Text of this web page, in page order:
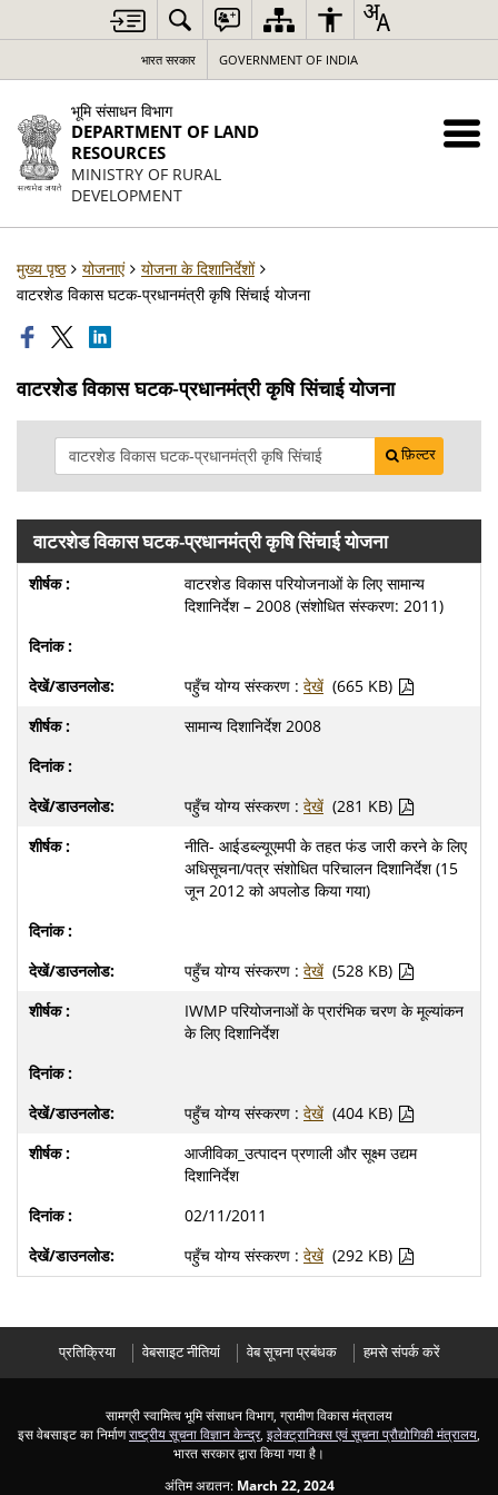
भारत सरकार GOVERNMENT OF INDIA
भूमि संसाधन विभाग
DEPARTMENT OF LAND
RESOURCES
MINISTRY OF RURAL
DEVELOPMENT
मुख्य पृष्ठ योजनाएं
योजना के दिशानिर्देशों
वाटरशेड विकास घटक-प्रधानमंत्री कृषि सिंचाई योजना
वाटरशेड विकास घटक-प्रधानमंत्री कृषि सिंचाई योजना
फ़िल्टर
वाटरशेड विकास घटक-प्रधानमंत्री कृषि सिंचाई योजना
वाटरशेड विकास परियोजनाओं के लिए सामान्य
दिशानिर्देश – 2008 (संशोधित संस्करण: 2011)
पहुँच योग्य संस्करण : देखें (665 KB)
सामान्य दिशानिर्देश 2008
पहुँच योग्य संस्करण : देखें (281 KB)
नीति- आईडब्ल्यूएमपी के तहत फंड जारी करने के लिए
अधिसूचना/पत्र संशोधित परिचालन दिशानिर्देश (15
जून 2012 को अपलोड किया गया)
पहुँच योग्य संस्करण : देखें (528 KB)
IWMP परियोजनाओं के प्रारंभिक चरण के मूल्यांकन
के लिए दिशानिर्देश
पहुँच योग्य संस्करण : देखें (404 KB)
आजीविका_उत्पादन प्रणाली और सूक्ष्म उद्यम
दिशानिर्देश
02/11/2011
पहुँच योग्य संस्करण : देखें (292 KB)
प्रतिक्रिया वेबसाइट नीतियां वेब सूचना प्रबंधक हमसे संपर्क करें
सामग्री स्वामित्व भूमि संसाधन विभाग, ग्रामीण विकास मंत्रालय
इस वेबसाइट का निर्माणराष्ट्रीय सूचना विज्ञान केन्द्र, इलेक्ट्रानिक्स एवं सूचना प्रौद्योगिकी मंत्रालय
भारत सरकार द्वारा किया गया है।
अंतिम अद्यतन: March 22, 2024